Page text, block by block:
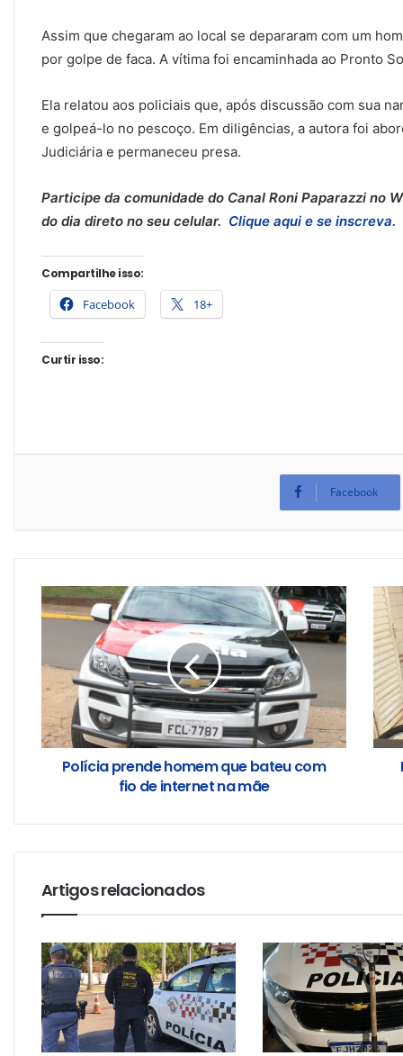
Assim que chegaram ao local se depararam com um
por golpe de faca. A vítima foi encaminhada ao Pronto
Ela relatou aos policiais que, após discussão com sua
e golpeá-lo no pescoço. Em diligências, a autora foi
Judiciária e permaneceu presa.
Participe da comunidade do Canal Roni Paparazzi no
do dia direto no seu celular. Clique aqui e se inscreva.
Compartilhe isso:
Facebook 18+
Curtir isso:
Facebook
Polícia prende homem que bateu com
fio de internet na mãe
Artigos relacionados